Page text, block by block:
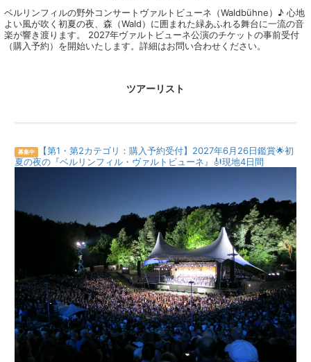
ベルリンフィルの野外コンサートヴァルトビューネ（Waldbühne）♪ 心地
よい風が吹く初夏の夜、森（Wald）に囲まれた緑あふれる舞台に一流の音
楽が響き渡ります。 2027年ヴァルトビューネ公演のチケットの事前受付
（購入予約）を開始いたします。詳細はお問い合わせください。
ツアーリスト
募集中 【第1・第2カテゴリ：購入予約受付】2027年6月26日鑑賞🌟初
夏の夜の『ベルリンフィル・ヴァルトビューネ』🎻現地4日間